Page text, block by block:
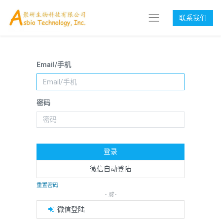
联系我们
Email/手机
密码
登录
微信自动登陆
重置密码
- 或 -
微信登陆